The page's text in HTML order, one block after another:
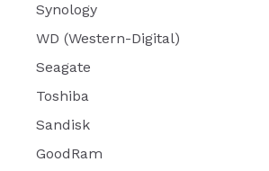
Synology
WD (Western-Digital)
Seagate
Toshiba
Sandisk
GoodRam